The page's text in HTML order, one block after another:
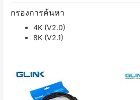
กรองการค้นหา
4K (V2.0)
8K (V2.1)